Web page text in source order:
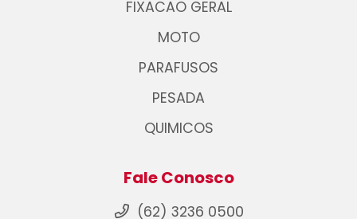
FIXACAO GERAL
MOTO
PARAFUSOS
PESADA
QUIMICOS
Fale Conosco
(62) 3236 0500